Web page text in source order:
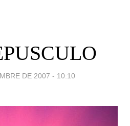
DE 2007 - 10:10